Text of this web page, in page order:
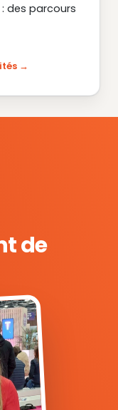
des parcours
de